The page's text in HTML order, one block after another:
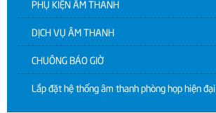
PHỤ KIỆN ÂM THANH
DỊCH VỤ ÂM THANH
CHUÔNG BÁO GIỜ
Lắp đặt hệ thống âm thanh phòng họp hiện đại